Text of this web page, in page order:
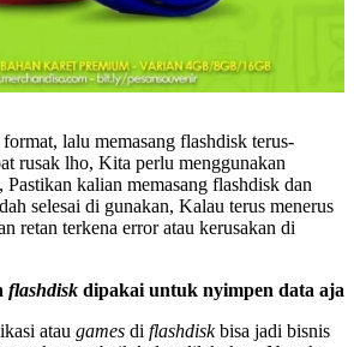
lalu memasang flashdisk terus-
rusak lho, Kita perlu menggunakan
Pastikan kalian memasang flashdisk dan
selesai di gunakan, Kalau terus menerus
retan terkena error atau kerusakan di
flashdisk dipakai untuk nyimpen data aja
atau games di flashdiskbisa jadi bisnis